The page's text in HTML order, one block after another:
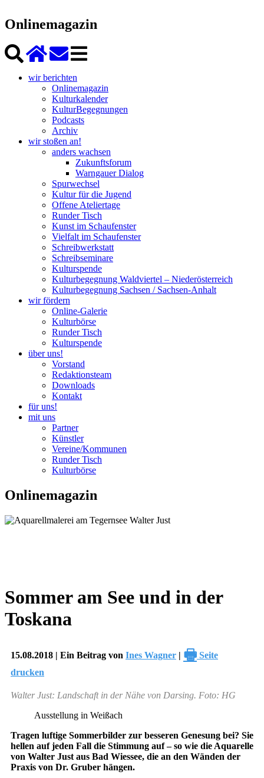
Onlinemagazin
wir berichten
Onlinemagazin
Kulturkalender
KulturBegegnungen
Podcasts
Archiv
wir stoßen an!
anders wachsen
Zukunftsforum
Warngauer Dialog
Spurwechsel
Kultur für die Jugend
Offene Ateliertage
Runder Tisch
Kunst im Schaufenster
Vielfalt im Schaufenster
Schreibwerkstatt
Schreibseminare
Kulturspende
Kulturbegegnung Waldviertel – Niederösterreich
Kulturbegegnung Sachsen / Sachsen-Anhalt
wir fördern
Online-Galerie
Kulturbörse
Runder Tisch
Kulturspende
über uns!
Vorstand
Redaktionsteam
Downloads
Kontakt
für uns!
mit uns
Partner
Künstler
Vereine/Kommunen
Runder Tisch
Kulturbörse
Onlinemagazin
Sommer am See und in der
Toskana
15.08.2018 | Ein Beitrag von Ines Wagner | 🖶 Seite
drucken
Walter Just: Landschaft in der Nähe von Darsing. Foto: HG
Ausstellung in Weißach
Tragen luftige Sommerbilder zur besseren Genesung bei? Sie
hellen auf jeden Fall die Stimmung auf – so wie die Aquarelle
von Walter Just aus Bad Wiessee, die an den Wänden der
Praxis von Dr. Gruber hängen.